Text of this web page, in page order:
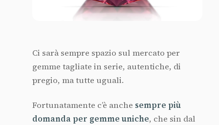
Ci sarà sempre spazio sul mercato per
gemme tagliate in serie, autentiche, di
pregio, ma tutte uguali.
Fortunatamente c’è anche sempre più
domanda per gemme uniche, che sin dal